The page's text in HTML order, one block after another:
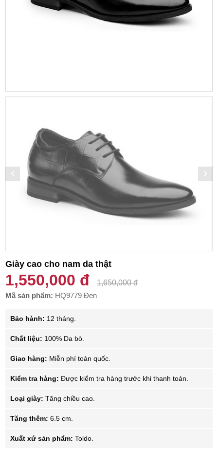
Giày cao cho nam da thật
1,550,000 đ
1,650,000 đ
Mã sản phẩm: HQ9779 Đen
Bảo hành: 12 tháng.
Chất liệu: 100% Da bò.
Giao hàng: Miễn phí toàn quốc.
Kiểm tra hàng: Được kiểm tra hàng trước khi thanh toán.
Loại giày: Tăng chiều cao.
Tăng thêm: 6.5 cm.
Xuất xứ sản phẩm: Toldo.